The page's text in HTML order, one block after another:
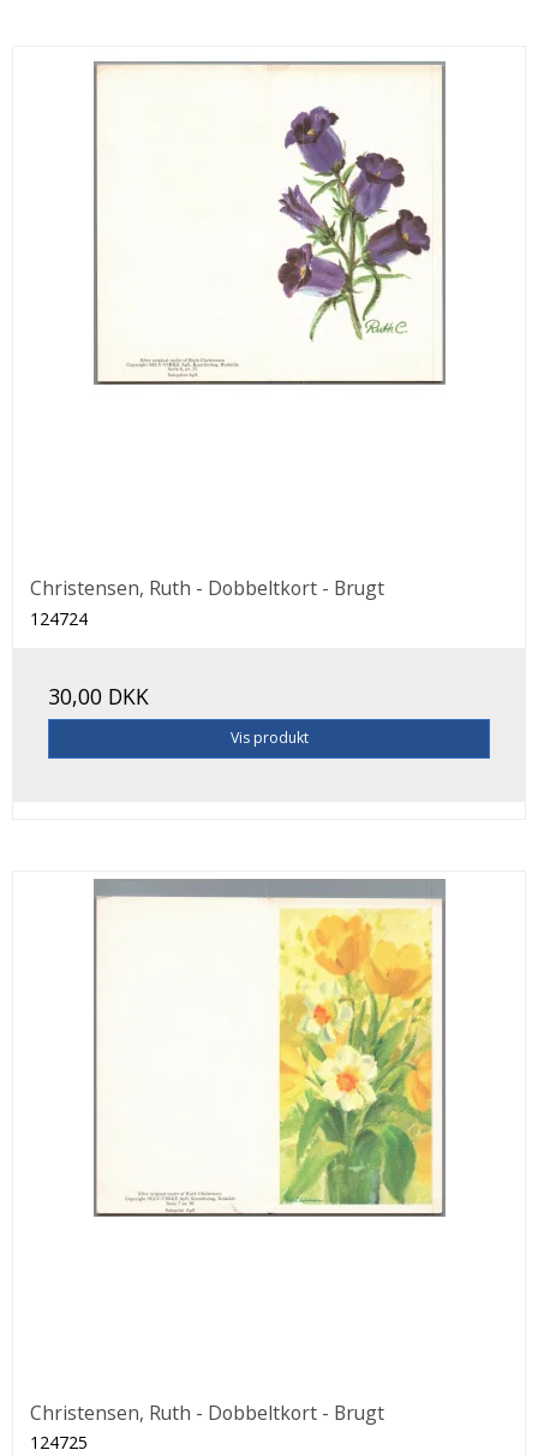
Christensen, Ruth - Dobbeltkort - Brugt
124724
30,00 DKK
Vis produkt
Christensen, Ruth - Dobbeltkort - Brugt
124725